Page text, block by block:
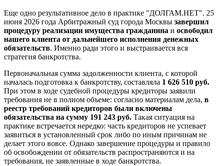
Еще одно результативное дело в практике "ДОЛГАМ.НЕТ". 25
июня 2026 года Арбитражный суд города Москвы завершил
процедуру реализации имущества гражданина и освободил
нашего клиента от дальнейшего исполнения денежных
обязательств. Именно ради этого и выстраивается вся
стратегия банкротства.
Первоначальная сумма задолженности клиента, с которой
началась подготовка к банкротству, составляла 1 626 510 руб.
При этом в ходе судебной процедуры кредиторы заявили
требования не в полном объеме: согласно материалам дела, в
реестр требований кредиторов были включены
обязательства на сумму 191 243 руб. Такая ситуация на
практике встречается нередко: часть кредиторов не успевает
заявиться в установленный срок либо по иным причинам не
делает этого вовсе. Однако завершение процедуры и правило
об освобождении от обязательств распространяются и на
требования, не заявленные в ходе банкротства.